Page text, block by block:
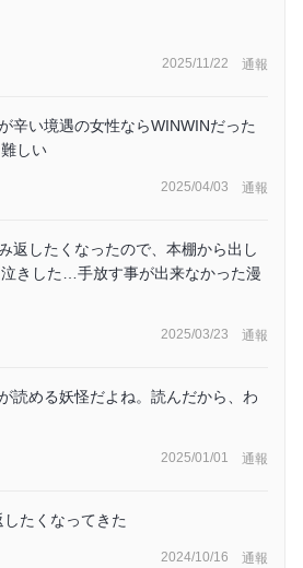
2025/11/22 通報
辛い境遇の女性ならWINWINだった
しい
2025/04/03 通報
返したくなったので、本棚から出し
きした…手放す事が出来なかった漫
2025/03/23 通報
読める妖怪だよね。読んだから、わ
2025/01/01 通報
たくなってきた
2024/10/16 通報